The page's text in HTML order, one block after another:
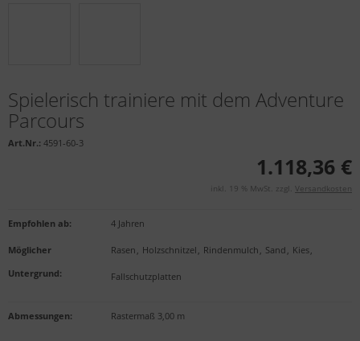
Spielerisch trainiere mit dem Adventure
Parcours
Art.Nr.: 4591-60-3
1.118,36 €
inkl. 19 % MwSt. zzgl. Versandkosten
Empfohlen ab: 4 Jahren
Möglicher
Untergrund:
Rasen , Holzschnitzel , Rindenmulch , Sand , Kies,
Fallschutzplatten
Abmessungen: Rastermaß 3,00 m